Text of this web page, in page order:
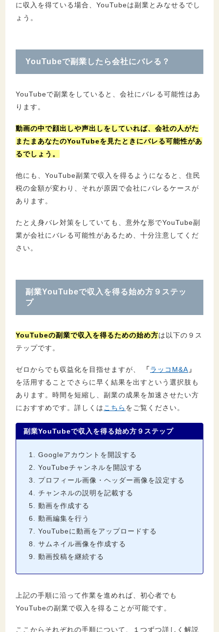
YouTube副業が会社にバレないようにする方
会社の人にYouTube副業について話さな
6.3.確定申告の際に住民税を自分で納付する
7.YouTube副業で収入を得る方法
7.1.広告収入を得る
7.2.チャンネルメンバーシップを利用する
7.4.企業とのタイアップ広告を発信する
9.3.YouTubeが副業にならないようにする方
法は？
9.4.学生がYouTubeで収入を得たら確定申告
の必要はある？
10.まとめ：YouTube副業で収入を得れば副業
になります
に収入を得ている場合、YouTubeは副業とみなせるでし
ょう。
YouTubeで副業したら会社にバレる？
YouTubeで副業をしていると、会社にバレる可能性はあ
ります。
動画の中で顔出しや声出しをしていれば、会社の人がた
またまあなたのYouTubeを見たときにバレる可能性があ
るでしょう。
他にも、YouTube副業で収入を得るようになると、住民
税の金額が変わり、それが原因で会社にバレるケースが
あります。
たとえ身バレ対策をしていても、意外な形でYouTube副
業が会社にバレる可能性があるため、十分注意してくだ
さい。
副業YouTubeで収入を得る始め方９ステッ
プ
YouTubeの副業で収入を得るための始め方は以下の９ス
テップです。
ゼロからでも収益化を目指せますが、 「ラッコM&A 」
を活用することでさらに早く結果を出すという選択肢も
あります。時間を短縮し、副業の成果を加速させたい方
におすすめです。詳しくはこちら をご覧ください。
副業YouTubeで収入を得る始め方９ステップ
Googleアカウントを開設する
YouTubeチャンネルを開設する
プロフィール画像・ヘッダー画像を設定する
チャンネルの説明を記載する
動画を作成する
動画編集を行う
YouTubeに動画をアップロードする
サムネイル画像を作成する
動画投稿を継続する
上記の手順に沿って作業を進めれば、初心者でも
YouTubeの副業で収入を得ることが可能です。
ここからそれぞれの手順について、１つずつ詳しく解説